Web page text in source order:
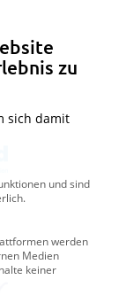
zu
sich damit
und sind
werden
Medien
keiner